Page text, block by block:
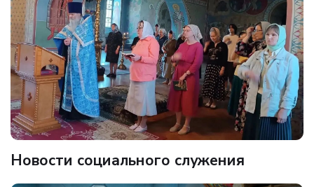
Новости социального служения